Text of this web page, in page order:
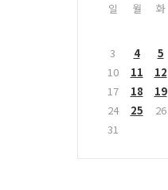
일 월 화
3
4 5
10
11 12
17
18 19
24
25 26
31